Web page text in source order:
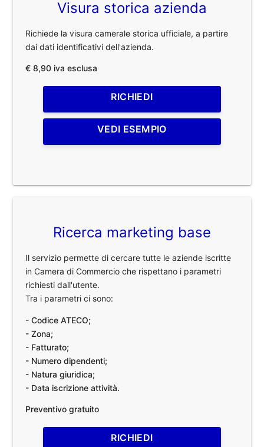
Visura storica azienda
Richiede la visura camerale storica ufficiale, a partire
dai dati identificativi dell'azienda.
€ 8,90 iva esclusa
RICHIEDI
VEDI ESEMPIO
Ricerca marketing base
Il servizio permette di cercare tutte le aziende iscritte
in Camera di Commercio che rispettano i parametri
richiesti dall'utente.
Tra i parametri ci sono:
- Codice ATECO;
- Zona;
- Fatturato;
- Numero dipendenti;
- Natura giuridica;
- Data iscrizione attività.
Preventivo gratuito
RICHIEDI